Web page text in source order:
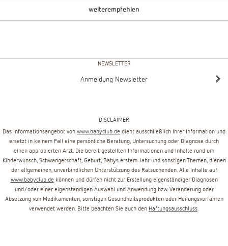
weiterempfehlen
NEWSLETTER
Anmeldung Newsletter
DISCLAIMER
Das Informationsangebot von www.babyclub.de dient ausschließlich Ihrer Information und
ersetzt in keinem Fall eine persönliche Beratung, Untersuchung oder Diagnose durch
einen approbierten Arzt. Die bereit gestellten Informationen und Inhalte rund um
Kinderwunsch, Schwangerschaft, Geburt, Babys erstem Jahr und sonstigen Themen, dienen
der allgemeinen, unverbindlichen Unterstützung des Ratsuchenden. Alle Inhalte auf
www.babyclub.de können und dürfen nicht zur Erstellung eigenständiger Diagnosen
und/oder einer eigenständigen Auswahl und Anwendung bzw. Veränderung oder
Absetzung von Medikamenten, sonstigen Gesundheitsprodukten oder Heilungsverfahren
verwendet werden. Bitte beachten Sie auch den Haftungsausschluss.